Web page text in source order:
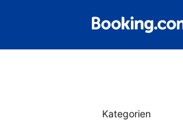
Kategorien